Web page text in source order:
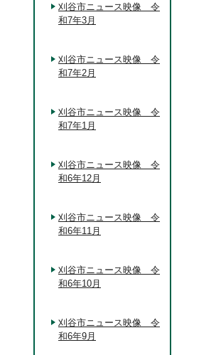
刈谷市ニュース映像 令
和7年3月
刈谷市ニュース映像 令
和7年2月
刈谷市ニュース映像 令
和7年1月
刈谷市ニュース映像 令
和6年12月
刈谷市ニュース映像 令
和6年11月
刈谷市ニュース映像 令
和6年10月
刈谷市ニュース映像 令
和6年9月